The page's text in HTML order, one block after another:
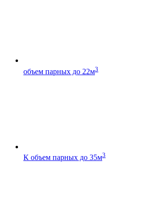
объем парных до 22м3
К объем парных до 35м3